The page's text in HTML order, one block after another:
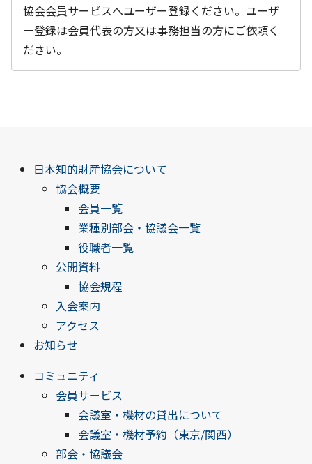
協会会員サービスへユーザー登録ください。ユーザ
ー登録は会員代表の方又は事務担当の方にご依頼く
ださい。
日本知的財産協会について
協会概要
会員一覧
業種別部会・協議会一覧
役職者一覧
公開資料
協会規程
入会案内
アクセス
お知らせ
コミュニティ
会員サービス
会議室・機材の貸出について
会議室・機材予約（東京/関西）
部会・協議会